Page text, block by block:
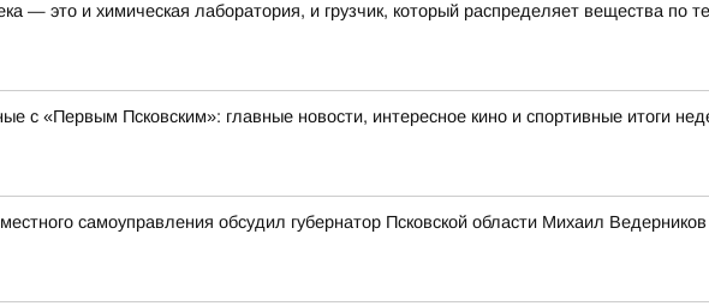
— это и химическая лаборатория, и грузчик, который распределяет вещества по
с «Первым Псковским»: главные новости, интересное кино и спортивные итоги
самоуправления обсудил губернатор Псковской области Михаил